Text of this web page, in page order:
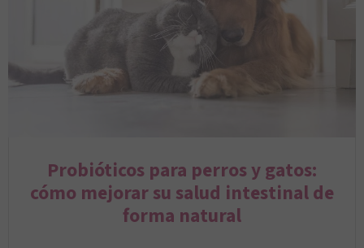
Probióticos para perros y gatos:
cómo mejorar su salud intestinal de
forma natural